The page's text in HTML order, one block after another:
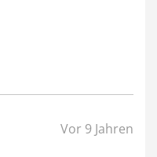
Vor 9 Jahren